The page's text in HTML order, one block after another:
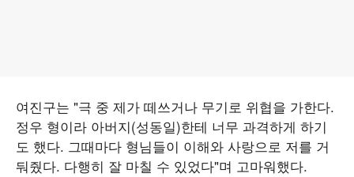
여진구는 "극 중 제가 떼쓰거나 무기로 위협을 가한다.
정우 형이라 아버지(성동일)한테 너무 과격하게 하기
도 했다. 그때마다 형님들이 이해와 사랑으로 저를 거
둬줬다. 다행히 잘 마칠 수 있었다"며 고마워했다.